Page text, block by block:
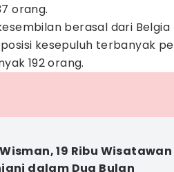
orang.
berasal dari Belgia
kesepuluh terbanyak
192 orang.
19 Ribu Wisatawan
dalam Dua Bulan